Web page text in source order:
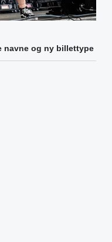
navne og ny billettype